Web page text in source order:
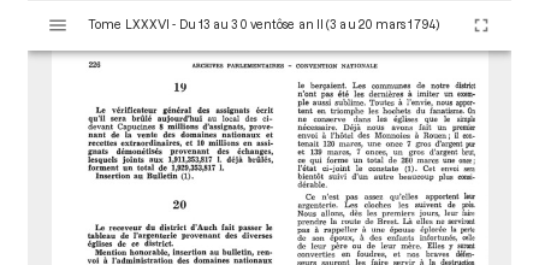
s
Tome LXXXVI - Du 13 au 30 ventôse an II (3 au 20 mars 1794)